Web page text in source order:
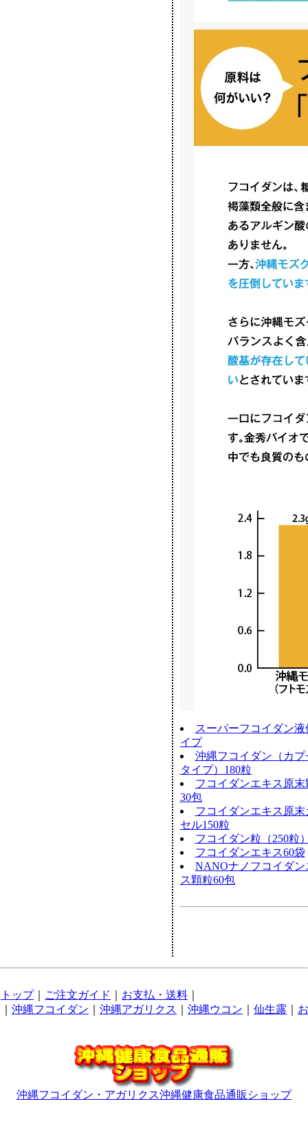
スーパーフコイダン液
イプ
沖縄フコイダン（カプ
タイプ）180粒
フコイダンエキス原末
30包
フコイダンエキス原末
セル150粒
フコイダン粒（250粒
フコイダンエキス60袋
NANOナノフコイダン
ス顆粒60包
トップ｜ ご注文ガイド お支払・送料
沖縄フコイダン 沖縄アガリクス 沖縄ウコン 仙生露
沖縄フコイダン・アガリクス沖縄健康食品通販ショップ